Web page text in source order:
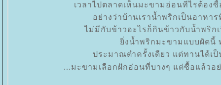
เวลาไปตลาดเห็นมะขามอ่อนทีไรต้อง
อย่างว่าบ้านเราน้ำพริกเป็นอาหา
ไม่มีกับข้าวอะไรก็กินข้าวกับน้ำพริก
งน้ำพริกมะขามแบบผัดนี้
ประมาณตำครั้งเดียว แต่ทานได้เ
...มะขามเลือกฝักอ่อนที่บางๆ แต่ซื้อแล้วอ